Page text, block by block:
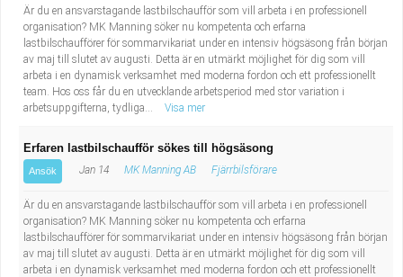
Kultur, media, design
Militärt arbete
Naturbruk
Naturvetenskapligt arbete
Pedagogiskt arbete
Sanering och renhållning
Tidningsbud/Tidningsdistributör
Lärare i fritidshem/Fritidspedagog
Taxiförare/Taxichaufför
Läkarsekreterare/Vårdadmin/Medicinsk
sekreterare
Lastbilsförare m.fl.
Är du en ansvarstagande lastbilschaufför som vill arbeta i en professionell
organisation? MK Manning söker nu kompetenta och erfarna
lastbilschaufförer för sommarvikariat under en intensiv högsäsong från början
av maj till slutet av augusti. Detta är en utmärkt möjlighet för dig som vill
arbeta i en dynamisk verksamhet med moderna fordon och ett professionellt
team. Hos oss får du en utvecklande arbetsperiod med stor variation i
arbetsuppgifterna, tydliga...
Visa mer
Erfaren lastbilschaufför sökes till högsäsong
Ansök Jan 14 MK Manning AB Fjärrbilsförare
Är du en ansvarstagande lastbilschaufför som vill arbeta i en professionell
organisation? MK Manning söker nu kompetenta och erfarna
lastbilschaufförer för sommarvikariat under en intensiv högsäsong från början
av maj till slutet av augusti. Detta är en utmärkt möjlighet för dig som vill
arbeta i en dynamisk verksamhet med moderna fordon och ett professionellt